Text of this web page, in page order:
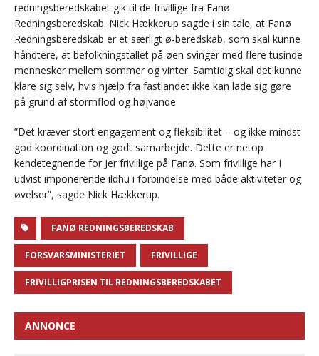
redningsberedskabet gik til de frivillige fra Fanø
Redningsberedskab. Nick Hækkerup sagde i sin tale, at Fanø
Redningsberedskab er et særligt ø-beredskab, som skal kunne
håndtere, at befolkningstallet på øen svinger med flere tusinde
mennesker mellem sommer og vinter. Samtidig skal det kunne
klare sig selv, hvis hjælp fra fastlandet ikke kan lade sig gøre
på grund af stormflod og højvande
”Det kræver stort engagement og fleksibilitet – og ikke mindst
god koordination og godt samarbejde. Dette er netop
kendetegnende for Jer frivillige på Fanø. Som frivillige har I
udvist imponerende ildhu i forbindelse med både aktiviteter og
øvelser”, sagde Nick Hækkerup.
FANØ REDNINGSBEREDSKAB
FORSVARSMINISTERIET FRIVILLIGE
FRIVILLIGPRISEN TIL REDNINGSBEREDSKABET
ANNONCE